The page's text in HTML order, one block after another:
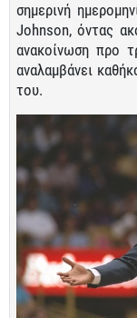
σημερινή
Johnson, όντας
ανακοίνωση προ
αναλαμβάνει
του.